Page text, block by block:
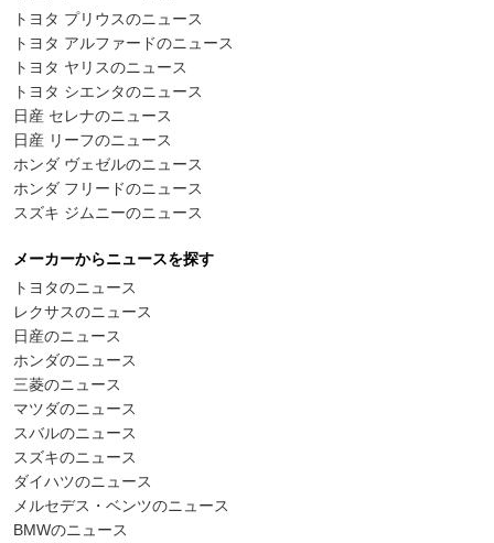
トヨタ プリウスのニュース
トヨタ アルファードのニュース
トヨタ ヤリスのニュース
トヨタ シエンタのニュース
日産 セレナのニュース
日産 リーフのニュース
ホンダ ヴェゼルのニュース
ホンダ フリードのニュース
スズキ ジムニーのニュース
メーカーからニュースを探す
トヨタのニュース
レクサスのニュース
日産のニュース
ホンダのニュース
三菱のニュース
マツダのニュース
スバルのニュース
スズキのニュース
ダイハツのニュース
メルセデス・ベンツのニュース
BMWのニュース